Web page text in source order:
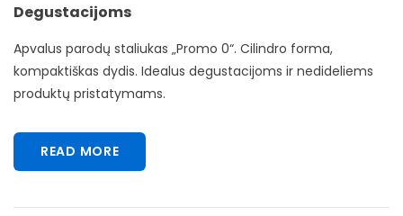
Degustacijoms
Apvalus parodų staliukas „Promo 0“. Cilindro forma,
kompaktiškas dydis. Idealus degustacijoms ir nedideliems
produktų pristatymams.
READ MORE